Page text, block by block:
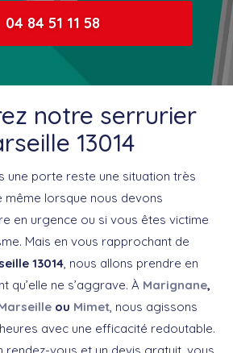
04 84 51 11 58
notre serrurier
13014
une porte reste une situation très
même lorsque nous devons
en urgence ou si vous êtes victime
Mais en vous rapprochant de
13014 , nous allons prendre en
qu’elle ne s’aggrave. À Marignane,
ou Mimet , nous agissons
avec une efficacité redoutable.